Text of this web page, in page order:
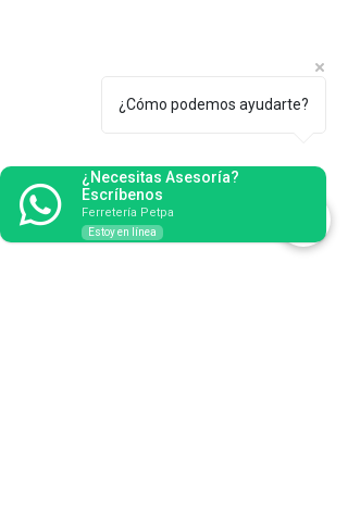
¿Cómo podemos ayudarte?
¿Necesitas Asesoría?
Escríbenos
Ferretería Petpa
Estoy en línea